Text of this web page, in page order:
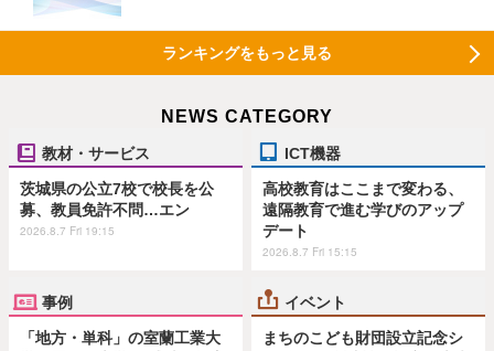
ランキングをもっと見る
NEWS CATEGORY
教材・サービス
茨城県の公立7校で校長を公
募、教員免許不問…エン
2026.8.7 Fri 19:15
ICT機器
高校教育はここまで変わる、
遠隔教育で進む学びのアップ
デート
2026.8.7 Fri 15:15
事例
「地方・単科」の室蘭工業大
イベント
まちのこども財団設立記念シ